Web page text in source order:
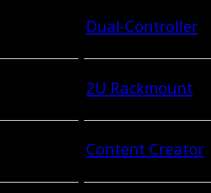
Dual-Controller
2U Rackmount
Content Creator